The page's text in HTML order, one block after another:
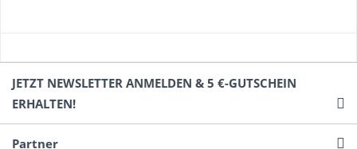
JETZT NEWSLETTER ANMELDEN & 5 €-GUTSCHEIN
ERHALTEN!
Partner